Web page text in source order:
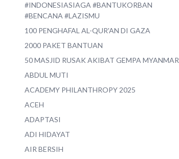
#INDONESIASIAGA #BANTUKORBAN
#BENCANA #LAZISMU
100 PENGHAFAL AL-QUR'AN DI GAZA
2000 PAKET BANTUAN
50 MASJID RUSAK AKIBAT GEMPA MYANMAR
ABDUL MUTI
ACADEMY PHILANTHROPY 2025
ACEH
ADAPTASI
ADI HIDAYAT
AIR BERSIH